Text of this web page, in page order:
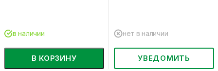
В КОРЗИНУ
в наличии
УВЕДОМИТЬ
нет в наличии